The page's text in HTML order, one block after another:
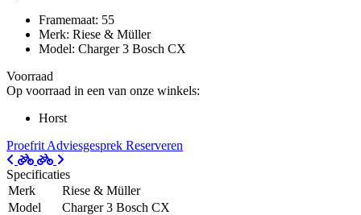
Framemaat: 55
Merk: Riese & Müller
Model: Charger 3 Bosch CX
Voorraad
Op voorraad in een van onze winkels:
Horst
Proefrit Adviesgesprek Reserveren
Specificaties
Merk
Riese & Müller
Model
Charger 3 Bosch CX